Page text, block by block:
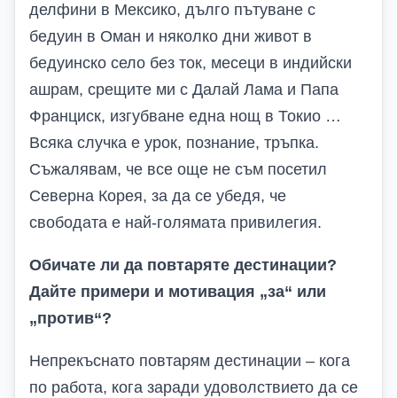
делфини в Мексико, дълго пътуване с
бедуин в Оман и няколко дни живот в
бедуинско село без ток, месеци в индийски
ашрам, срещите ми с Далай Лама и Папа
Франциск, изгубване една нощ в Токио …
Всяка случка е урок, познание, тръпка.
Съжалявам, че все още не съм посетил
Северна Корея, за да се убедя, че
свободата е най-голямата привилегия.
Обичате ли да повтаряте дестинации?
Дайте примери и мотивация „за“ или
„против“?
Непрекъснато повтарям дестинации – кога
по работа, кога заради удоволствието да се